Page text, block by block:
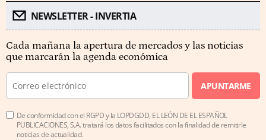
NEWSLETTER - INVERTIA
Cada mañana la apertura de mercados y las noticias
que marcarán la agenda económica
APUNTARME
De conformidad con el RGPD y la LOPDGDD, EL LEÓN DE EL ESPAÑOL
PUBLICACIONES, S.A. tratará los datos facilitados con la finalidad de remitirle
noticias de actualidad.